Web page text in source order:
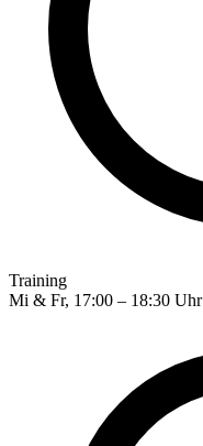
Training
Mi & Fr, 17:00 – 18:30 Uhr